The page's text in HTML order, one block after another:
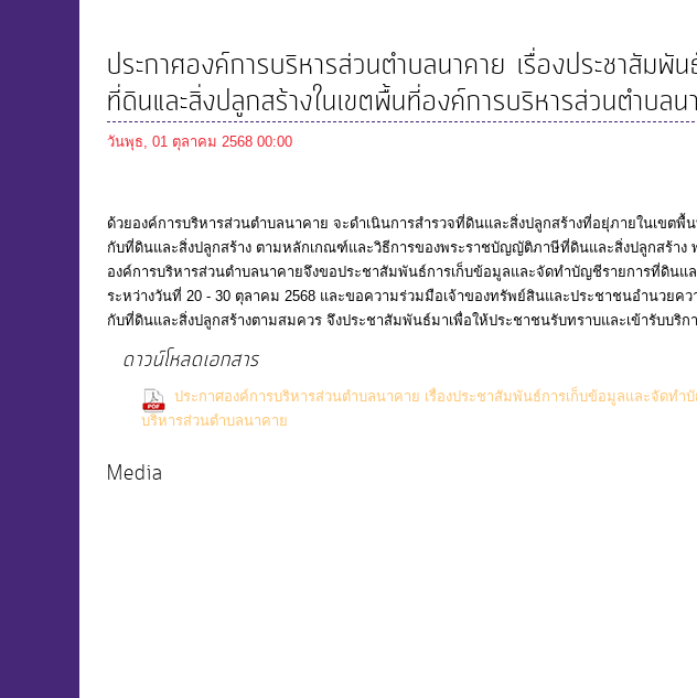
ประกาศองค์การบริหารส่วนตำบลนาคาย เรื่องประชาสัมพั
ที่ดินและสิ่งปลูกสร้างในเขตพื้นที่องค์การบริหารส่วนตำบลน
วันพุธ, 01 ตุลาคม 2568 00:00
ด้วยองค์การบริหารส่วนตำบลนาคาย จะดำเนินการสำรวจที่ดินและสิ่งปลูกสร้างที่อยุ่ภายในเขต
กับที่ดินและสิ่งปลูกสร้าง ตามหลักเกณฑ์และวิธีการของพระราชบัญญัติภาษีที่ดินและสิ่งปลูกสร้าง
องค์การบริหารส่วนตำบลนาคายจึงขอประชาสัมพันธ์การเก็บข้อมูลและจัดทำบัญชีรายการที่ดินแ
ระหว่างวันที่ 20 - 30 ตุลาคม 2568 และขอความร่วมมือเจ้าของทรัพย์สินและประชาชนอำนวยค
กับที่ดินและสิ่งปลูกสร้างตามสมควร จึงประชาสัมพันธ์มาเพื่อให้ประชาชนรับทราบและเข้ารับบริก
ดาวน์โหลดเอกสาร
ประกาศองค์การบริหารส่วนตำบลนาคาย เรื่องประชาสัมพันธ์การเก็บข้อมูลและจัดท
บริหารส่วนตำบลนาคาย
Media